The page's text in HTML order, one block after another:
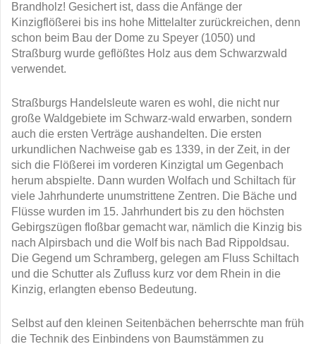
Brandholz! Gesichert ist, dass die Anfänge der
Kinzigflößerei bis ins hohe Mittelalter zurückreichen, denn
schon beim Bau der Dome zu Speyer (1050) und
Straßburg wurde geflößtes Holz aus dem Schwarzwald
verwendet.
Straßburgs Handelsleute waren es wohl, die nicht nur
große Waldgebiete im Schwarz-wald erwarben, sondern
auch die ersten Verträge aushandelten. Die ersten
urkundlichen Nachweise gab es 1339, in der Zeit, in der
sich die Flößerei im vorderen Kinzigtal um Gegenbach
herum abspielte. Dann wurden Wolfach und Schiltach für
viele Jahrhunderte unumstrittene Zentren. Die Bäche und
Flüsse wurden im 15. Jahrhundert bis zu den höchsten
Gebirgszügen floßbar gemacht war, nämlich die Kinzig bis
nach Alpirsbach und die Wolf bis nach Bad Rippoldsau.
Die Gegend um Schramberg, gelegen am Fluss Schiltach
und die Schutter als Zufluss kurz vor dem Rhein in die
Kinzig, erlangten ebenso Bedeutung.
Selbst auf den kleinen Seitenbächen beherrschte man früh
die Technik des Einbindens von Baumstämmen zu